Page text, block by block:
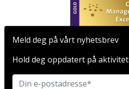
Meld deg på vårt nyhetsbrev
Hold deg oppdatert på